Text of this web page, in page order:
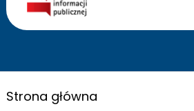
Strona główna